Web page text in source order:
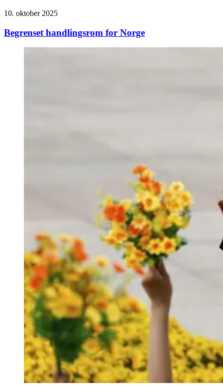
10. oktober 2025
Begrenset handlingsrom for Norge